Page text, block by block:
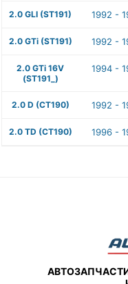
2.0 GLI (ST191) 1992 -
2.0 GTi (ST191) 1992 -
2.0 GTi 16V
(ST191_)
1994 -
2.0 D (CT190) 1992 -
2.0 TD (CT190) 1996 -